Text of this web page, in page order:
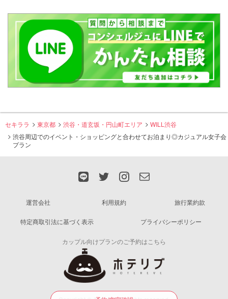
セキララ 東京都 渋谷・道玄坂・円山町エリア
WILL渋谷
渋谷周辺でのイベント・ショッピングと合わせてお泊まり◎カジュアル女子会
プラン
運営会社 利用規約 旅行業約款
特定商取引法に基づく表示 プライバシーポリシー
カップル向けプランのご予約はこちら